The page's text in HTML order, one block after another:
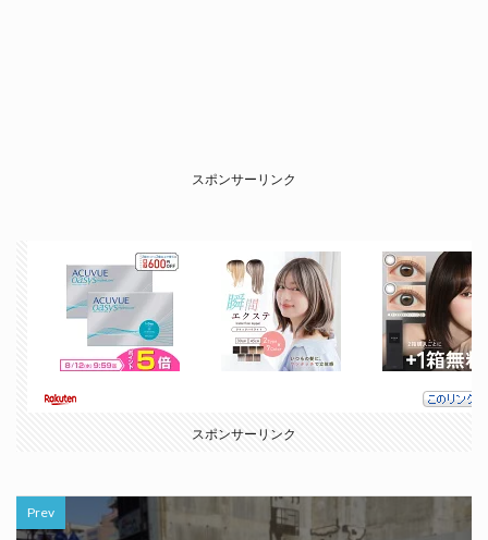
スポンサーリンク
スポンサーリンク
Prev